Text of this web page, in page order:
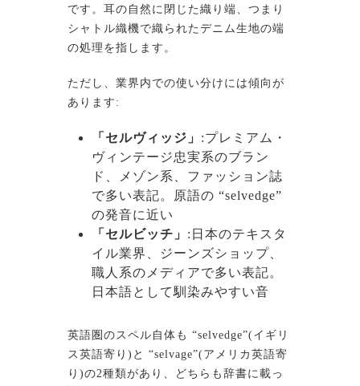
です。耳の自然に閉じた織り端、つまり
シャトル織機で織られたデニム生地の端
の処理を指します。
ただし、業界内での使い分けには傾向が
あります:
「セルヴィッジ」 :プレミアム・
ヴィンテージ忠実系のブラン
ド、メゾン系、ファッション誌
で多い表記。原語の “selvedge”
の発音に近い
「セルビッチ」 :日本のテキスタ
イル業界、ジーンズショップ、
職人系のメディアで多い表記。
日本語として馴染みやすい音
英語圏のスペル自体も “selvedge”(イギリ
ス英語寄り)と “selvage”(アメリカ英語寄
り)の2種類があり、どちらも辞書に載っ